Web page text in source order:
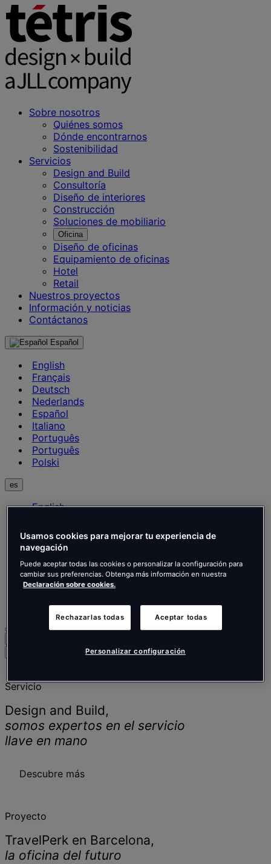
Sobre nosotros
Quiénes somos
Dónde encontrarnos
Sostenibilidad
Servicios
Design and Build
Consultoría
Diseño de interiores
Construcción
Soluciones de mobiliario
Oficina
Diseño de oficinas
Equipamiento de oficinas
Hotel
Retail
Nuestros proyectos
Información y noticias
Contáctanos
Español
English
Français
Deutsch
Nederlands
Español
Italiano
Português
Português
Polski
es
English
Deutsch
Nederlands
Español
Italiano
Português
Português
Polski
noticias
opiniones
Servicio
Design and Build,
somos expertos en el servicio
llave en mano
Descubre más
Proyecto
TravelPerk en Barcelona,
la oficina del futuro
Usamos cookies para mejorar tu experiencia de
navegación
Puede aceptar todas las cookies o personalizar la configuración para
cambiar sus preferencias. Obtenga más información en nuestra
Declaración sobre cookies.
Rechazarlas todas Aceptar todas
Personalizar configuración